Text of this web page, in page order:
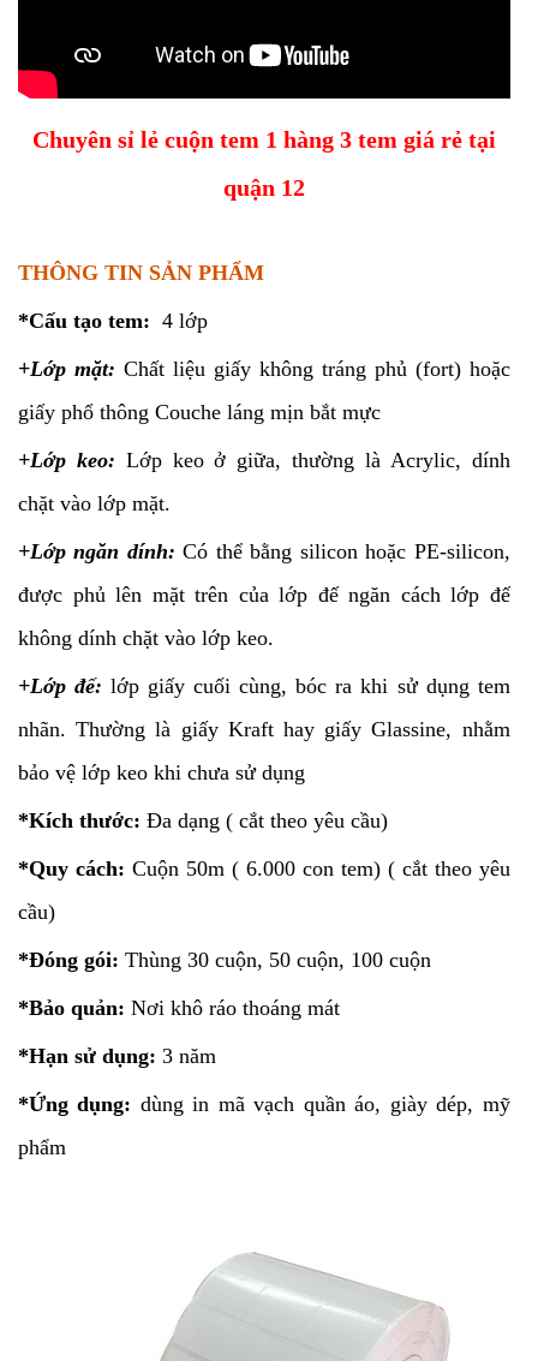
Chuyên sỉ lẻ cuộn tem 1 hàng 3 tem giá rẻ tại
quận 12
THÔNG TIN SẢN PHẨM
*Cấu tạo tem: 4 lớp
+Lớp mặt: Chất liệu giấy không tráng phủ (fort) hoặc
giấy phổ thông Couche láng mịn bắt mực
+Lớp keo: Lớp keo ở giữa, thường là Acrylic, dính
chặt vào lớp mặt.
+Lớp ngăn dính:Có thể bằng silicon hoặc PE-silicon,
được phủ lên mặt trên của lớp đế ngăn cách lớp đế
không dính chặt vào lớp keo.
+Lớp đế: lớp giấy cuối cùng, bóc ra khi sử dụng tem
nhãn. Thường là giấy Kraft hay giấy Glassine, nhằm
bảo vệ lớp keo khi chưa sử dụng
*Kích thước: Đa dạng ( cắt theo yêu cầu)
*Quy cách: Cuộn 50m ( 6.000 con tem) ( cắt theo yêu
cầu)
*Đóng gói: Thùng 30 cuộn, 50 cuộn, 100 cuộn
*Bảo quản: Nơi khô ráo thoáng mát
*Hạn sử dụng: 3 năm
*Ứng dụng: dùng in mã vạch quần áo, giày dép, mỹ
phẩm